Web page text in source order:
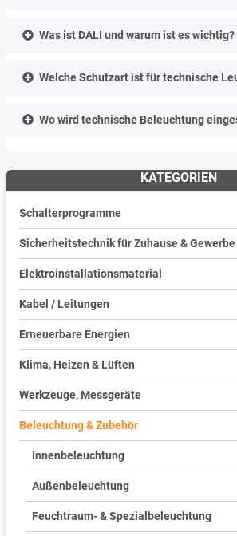
Was ist DALI und warum ist es wichtig?
Welche Schutzart ist für technische
Wo wird technische Beleuchtung
KATEGORIEN
Schalterprogramme
Sicherheitstechnik für Zuhause & Gewerbe
Elektroinstallationsmaterial
Kabel / Leitungen
Erneuerbare Energien
Klima, Heizen & Lüften
Werkzeuge, Messgeräte
Beleuchtung & Zubehör
Innenbeleuchtung
Außenbeleuchtung
Feuchtraum- & Spezialbeleuchtung